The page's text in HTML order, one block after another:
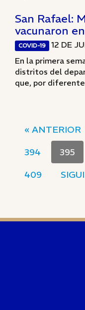
San Rafael:
vacunaron
COVID-19
12 DE
En la primera
distritos del
que, por
« ANTERIOR
394
395
409